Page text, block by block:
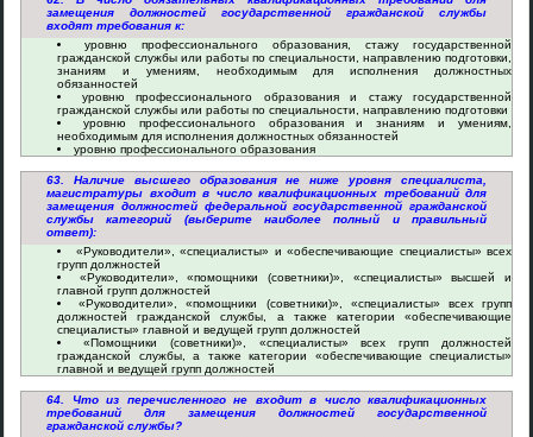
замещения должностей государственной гражданской службы
входят требования к:
уровню профессионального образования, стажу государственной
гражданской службы или работы по специальности, направлению подготовки,
знаниям и умениям, необходимым для исполнения должностных
обязанностей
уровню профессионального образования и стажу государственной
гражданской службы или работы по специальности, направлению подготовки
уровню профессионального образования и знаниям и умениям,
необходимым для исполнения должностных обязанностей
уровню профессионального образования
63. Наличие высшего образования не ниже уровня специалиста,
магистратуры входит в число квалификационных требований для
замещения должностей федеральной государственной гражданской
службы категорий (выберите наиболее полный и правильный
ответ):
«Руководители», «специалисты» и «обеспечивающие специалисты» всех
групп должностей
«Руководители», «помощники (советники)», «специалисты» высшей и
главной групп должностей
«Руководители», «помощники (советники)», «специалисты» всех групп
должностей гражданской службы, а также категории «обеспечивающие
специалисты» главной и ведущей групп должностей
«Помощники (советники)», «специалисты» всех групп должностей
гражданской службы, а также категории «обеспечивающие специалисты»
главной и ведущей групп должностей
64. Что из перечисленного не входит в число квалификационных
требований для замещения должностей государственной
гражданской службы?